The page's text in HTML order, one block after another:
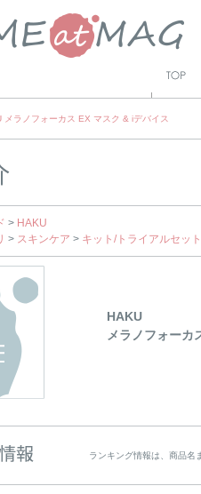
メラノフォーカス EX マスク & iデバイス
> HAKU
> スキンケア > キット/トライアルセッ
HAKU
メラノフォーカ
ランキング情報は、商品名